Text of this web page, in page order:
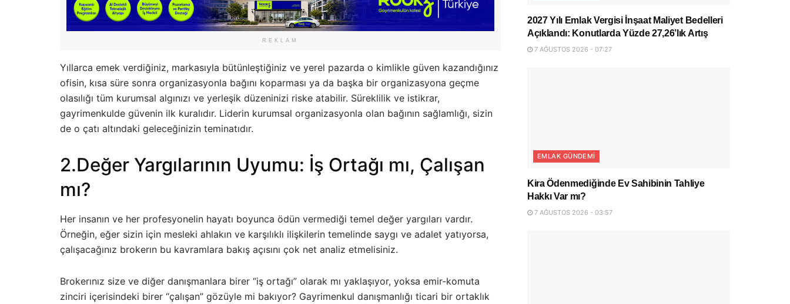
REKLAM
Yıllarca emek verdiğiniz, markasıyla bütünleştiğiniz ve yerel pazarda o kimlikle güven kazandığınız
ofisin, kısa süre sonra organizasyonla bağını koparması ya da başka bir organizasyona geçme
olasılığı tüm kurumsal algınızı ve yerleşik düzeninizi riske atabilir. Süreklilik ve istikrar,
gayrimenkulde güvenin ilk kuralıdır. Liderin kurumsal organizasyonla olan bağının sağlamlığı, sizin
de o çatı altındaki geleceğinizin teminatıdır.
2.Değer Yargılarının Uyumu: İş Ortağı mı, Çalışan
mı?
Her insanın ve her profesyonelin hayatı boyunca ödün vermediği temel değer yargıları vardır.
Örneğin, eğer sizin için mesleki ahlakın ve karşılıklı ilişkilerin temelinde saygı ve adalet yatıyorsa,
çalışacağınız brokerın bu kavramlara bakış açısını çok net analiz etmelisiniz.
Brokerınız size ve diğer danışmanlara birer “iş ortağı” olarak mı yaklaşıyor, yoksa emir-komuta
zinciri içerisindeki birer “çalışan” gözüyle mi bakıyor? Gayrimenkul danışmanlığı ticari bir ortaklık
2027 Yılı Emlak Vergisi İnşaat Maliyet Bedelleri
Açıklandı: Konutlarda Yüzde 27,26’lık Artış
7 AĞUSTOS 2026 - 07:27
EMLAK GÜNDEMI
Kira Ödenmediğinde Ev Sahibinin Tahliye
Hakkı Var mı?
7 AĞUSTOS 2026 - 03:57